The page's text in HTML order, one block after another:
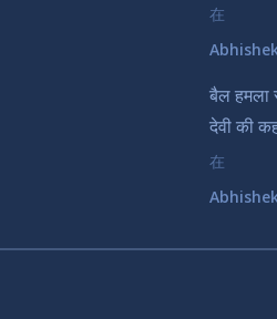
在
बैल हमला
देवी की
在